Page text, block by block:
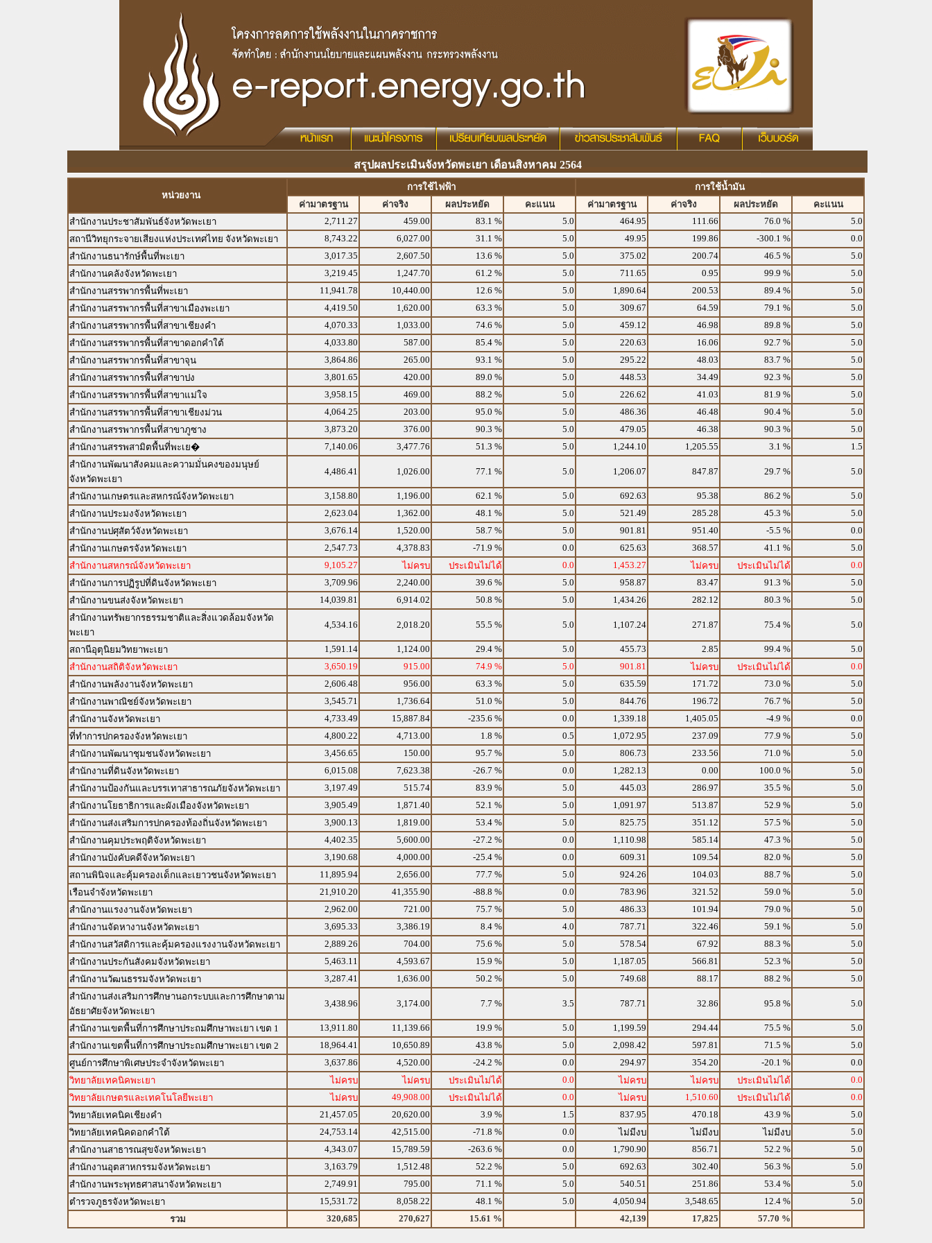
สรุปผลประเมินจังหวัดพะเยา เดือนสิงหาคม 2564
หน่วยงาน
การใช้ไฟฟ้า
การใช้น้ำมัน
ค่ามาตรฐาน
ค่าจริง ผลประหยัด คะแนน ค่ามาตรฐาน ค่าจริง ผลประหยัด
คะแนน
สำนักงานประชาสัมพันธ์จังหวัดพะเยา
2,711.27 459.00 83.1 % 5.0 464.95 111.66 76.0 %
5.0
สถานีวิทยุกระจายเสียงแห่งประเทศไทย จังหวัดพะเยา
8,743.22 6,027.00 31.1 % 5.0 49.95 199.86 -300.1 %
0.0
สำนักงานธนารักษ์พื้นที่พะเยา
3,017.35 2,607.50 13.6 % 5.0 375.02 200.74 46.5 %
5.0
สำนักงานคลังจังหวัดพะเยา
3,219.45 1,247.70 61.2 % 5.0 711.65 0.95 99.9 %
5.0
สำนักงานสรรพากรพื้นที่พะเยา
11,941.78 10,440.00 12.6 % 5.0 1,890.64 200.53 89.4 %
5.0
สำนักงานสรรพากรพื้นที่สาขาเมืองพะเยา
4,419.50 1,620.00 63.3 % 5.0 309.67 64.59 79.1 %
5.0
สำนักงานสรรพากรพื้นที่สาขาเชียงคำ
4,070.33 1,033.00 74.6 % 5.0 459.12 46.98 89.8 %
5.0
สำนักงานสรรพากรพื้นที่สาขาดอกคำใต้
4,033.80 587.00 85.4 % 5.0 220.63 16.06 92.7 %
5.0
สำนักงานสรรพากรพื้นที่สาขาจุน
3,864.86 265.00 93.1 % 5.0 295.22 48.03 83.7 %
5.0
สำนักงานสรรพากรพื้นที่สาขาปง
3,801.65 420.00 89.0 % 5.0 448.53 34.49 92.3 %
5.0
สำนักงานสรรพากรพื้นที่สาขาแม่ใจ
3,958.15 469.00 88.2 % 5.0 226.62 41.03 81.9 %
5.0
สำนักงานสรรพากรพื้นที่สาขาเชียงม่วน
4,064.25 203.00 95.0 % 5.0 486.36 46.48 90.4 %
5.0
สำนักงานสรรพากรพื้นที่สาขาภูซาง
3,873.20 376.00 90.3 % 5.0 479.05 46.38 90.3 %
5.0
สำนักงานสรรพสามิตพื้นที่พะเย�
7,140.06 3,477.76 51.3 % 5.0 1,244.10 1,205.55 3.1 %
1.5
สำนักงานพัฒนาสังคมและความมั่นคงของมนุษย์
จังหวัดพะเยา
4,486.41 1,026.00 77.1 % 5.0 1,206.07 847.87 29.7 % 5.0
สำนักงานเกษตรและสหกรณ์จังหวัดพะเยา 3,158.80 1,196.00 62.1 % 5.0 692.63 95.38 86.2 %
5.0
สำนักงานประมงจังหวัดพะเยา
2,623.04 1,362.00 48.1 % 5.0 521.49 285.28 45.3 %
5.0
สำนักงานปศุสัตว์จังหวัดพะเยา
3,676.14 1,520.00 58.7 % 5.0 901.81 951.40 -5.5 %
0.0
สำนักงานเกษตรจังหวัดพะเยา
2,547.73 4,378.83 -71.9 % 0.0 625.63 368.57 41.1 %
5.0
สำนักงานสหกรณ์จังหวัดพะเยา
9,105.27 ไม่ครบ ประเมินไม่ได้ 0.0 1,453.27 ไม่ครบ ประเมินไม่ได้
0.0
สำนักงานการปฏิรูปที่ดินจังหวัดพะเยา
3,709.96 2,240.00 39.6 % 5.0 958.87 83.47 91.3 %
5.0
สำนักงานขนส่งจังหวัดพะเยา
14,039.81 6,914.02 50.8 % 5.0 1,434.26 282.12 80.3 %
5.0
สำนักงานทรัพยากรธรรมชาติและสิ่งแวดล้อมจังหวัด
พะเยา
4,534.16 2,018.20 55.5 % 5.0 1,107.24 271.87 75.4 % 5.0
สถานีอุตุนิยมวิทยาพะเยา 1,591.14 1,124.00 29.4 % 5.0 455.73 2.85 99.4 %
5.0
สำนักงานสถิติจังหวัดพะเยา
3,650.19 915.00 74.9 % 5.0 901.81 ไม่ครบ ประเมินไม่ได้
0.0
สำนักงานพลังงานจังหวัดพะเยา
2,606.48 956.00 63.3 % 5.0 635.59 171.72 73.0 %
5.0
สำนักงานพาณิชย์จังหวัดพะเยา
3,545.71 1,736.64 51.0 % 5.0 844.76 196.72 76.7 %
5.0
สำนักงานจังหวัดพะเยา
4,733.49 15,887.84 -235.6 % 0.0 1,339.18 1,405.05 -4.9 %
0.0
ที่ทำการปกครองจังหวัดพะเยา
4,800.22 4,713.00 1.8 % 0.5 1,072.95 237.09 77.9 %
5.0
สำนักงานพัฒนาชุมชนจังหวัดพะเยา
3,456.65 150.00 95.7 % 5.0 806.73 233.56 71.0 %
5.0
สำนักงานที่ดินจังหวัดพะเยา
6,015.08 7,623.38 -26.7 % 0.0 1,282.13 0.00 100.0 %
5.0
สำนักงานป้องกันและบรรเทาสาธารณภัยจังหวัดพะเยา
3,197.49 515.74 83.9 % 5.0 445.03 286.97 35.5 %
5.0
สำนักงานโยธาธิการและผังเมืองจังหวัดพะเยา
3,905.49 1,871.40 52.1 % 5.0 1,091.97 513.87 52.9 %
5.0
สำนักงานส่งเสริมการปกครองท้องถิ่นจังหวัดพะเยา
3,900.13 1,819.00 53.4 % 5.0 825.75 351.12 57.5 %
5.0
สำนักงานคุมประพฤติจังหวัดพะเยา
4,402.35 5,600.00 -27.2 % 0.0 1,110.98 585.14 47.3 %
5.0
สำนักงานบังคับคดีจังหวัดพะเยา
3,190.68 4,000.00 -25.4 % 0.0 609.31 109.54 82.0 %
5.0
สถานพินิจและคุ้มครองเด็กและเยาวชนจังหวัดพะเยา
11,895.94 2,656.00 77.7 % 5.0 924.26 104.03 88.7 %
5.0
เรือนจำจังหวัดพะเยา
21,910.20 41,355.90 -88.8 % 0.0 783.96 321.52 59.0 %
5.0
สำนักงานแรงงานจังหวัดพะเยา
2,962.00 721.00 75.7 % 5.0 486.33 101.94 79.0 %
5.0
สำนักงานจัดหางานจังหวัดพะเยา
3,695.33 3,386.19 8.4 % 4.0 787.71 322.46 59.1 %
5.0
สำนักงานสวัสดิการและคุ้มครองแรงงานจังหวัดพะเยา
2,889.26 704.00 75.6 % 5.0 578.54 67.92 88.3 %
5.0
สำนักงานประกันสังคมจังหวัดพะเยา
5,463.11 4,593.67 15.9 % 5.0 1,187.05 566.81 52.3 %
5.0
สำนักงานวัฒนธรรมจังหวัดพะเยา
3,287.41 1,636.00 50.2 % 5.0 749.68 88.17 88.2 %
5.0
สำนักงานส่งเสริมการศึกษานอกระบบและการศึกษาตาม
อัธยาศัยจังหวัดพะเยา
3,438.96 3,174.00 7.7 % 3.5 787.71 32.86 95.8 % 5.0
สำนักงานเขตพื้นที่การศึกษาประถมศึกษาพะเยา เขต 1 13,911.80 11,139.66 19.9 % 5.0 1,199.59 294.44 75.5 %
5.0
สำนักงานเขตพื้นที่การศึกษาประถมศึกษาพะเยา เขต 2
18,964.41 10,650.89 43.8 % 5.0 2,098.42 597.81 71.5 %
5.0
ศูนย์การศึกษาพิเศษประจำจังหวัดพะเยา
3,637.86 4,520.00 -24.2 % 0.0 294.97 354.20 -20.1 %
0.0
วิทยาลัยเทคนิคพะเยา
ไม่ครบ ไม่ครบ ประเมินไม่ได้ 0.0 ไม่ครบ ไม่ครบ ประเมินไม่ได้
0.0
วิทยาลัยเกษตรและเทคโนโลยีพะเยา
ไม่ครบ 49,908.00 ประเมินไม่ได้ 0.0 ไม่ครบ 1,510.60 ประเมินไม่ได้
0.0
วิทยาลัยเทคนิคเชียงคำ
21,457.05 20,620.00 3.9 % 1.5 837.95 470.18 43.9 %
5.0
วิทยาลัยเทคนิคดอกคำใต้
24,753.14 42,515.00 -71.8 % 0.0 ไม่มีงบ ไม่มีงบ ไม่มีงบ
5.0
สำนักงานสาธารณสุขจังหวัดพะเยา
4,343.07 15,789.59 -263.6 % 0.0 1,790.90 856.71 52.2 %
5.0
สำนักงานอุตสาหกรรมจังหวัดพะเยา
3,163.79 1,512.48 52.2 % 5.0 692.63 302.40 56.3 %
5.0
สำนักงานพระพุทธศาสนาจังหวัดพะเยา
2,749.91 795.00 71.1 % 5.0 540.51 251.86 53.4 %
5.0
ตำรวจภูธรจังหวัดพะเยา
15,531.72 8,058.22 48.1 % 5.0 4,050.94 3,548.65 12.4 %
5.0
รวม
320,685 270,627 15.61 % 42,139 17,825 57.70 %